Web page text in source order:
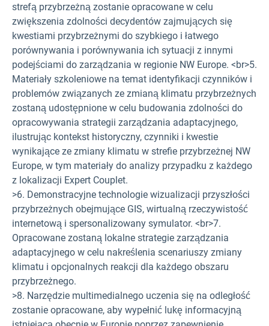
strefą przybrzeżną zostanie opracowane w celu
zwiększenia zdolności decydentów zajmujących się
kwestiami przybrzeżnymi do szybkiego i łatwego
porównywania i porównywania ich sytuacji z innymi
podejściami do zarządzania w regionie NW Europe. <br>5.
Materiały szkoleniowe na temat identyfikacji czynników i
problemów związanych ze zmianą klimatu przybrzeżnych
zostaną udostępnione w celu budowania zdolności do
opracowywania strategii zarządzania adaptacyjnego,
ilustrując kontekst historyczny, czynniki i kwestie
wynikające ze zmiany klimatu w strefie przybrzeżnej NW
Europe, w tym materiały do analizy przypadku z każdego
z lokalizacji Expert Couplet.
>6. Demonstracyjne technologie wizualizacji przyszłości
przybrzeżnych obejmujące GIS, wirtualną rzeczywistość
internetową i spersonalizowany symulator. <br>7.
Opracowane zostaną lokalne strategie zarządzania
adaptacyjnego w celu nakreślenia scenariuszy zmiany
klimatu i opcjonalnych reakcji dla każdego obszaru
przybrzeżnego.
>8. Narzędzie multimedialnego uczenia się na odległość
zostanie opracowane, aby wypełnić lukę informacyjną